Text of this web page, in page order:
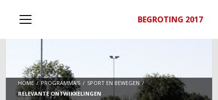
BEGROTING 2017
HOME PROGRAMMA'S
SPORT EN BEWEGEN
RELEVANTE ONTWIKKELINGEN